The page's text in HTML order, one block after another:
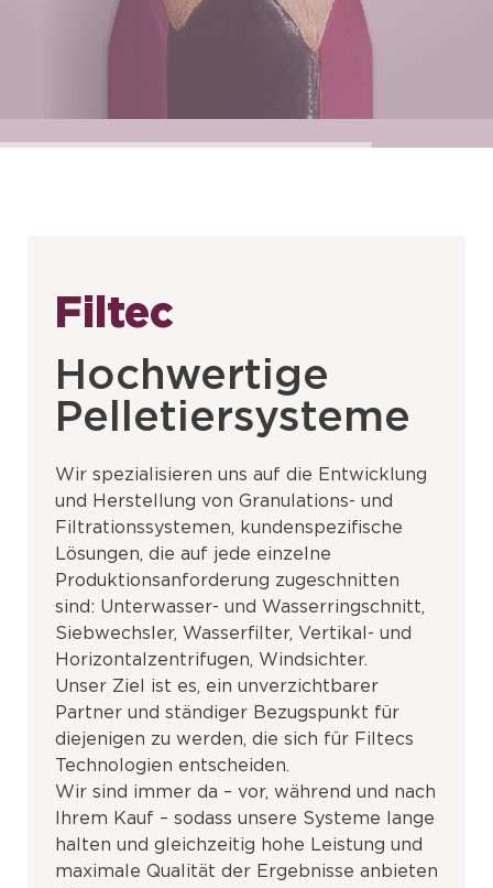
Filtec
Hochwertige
Pelletiersysteme
Wir spezialisieren uns auf die Entwicklung
und Herstellung von Granulations- und
Filtrationssystemen, kundenspezifische
Lösungen, die auf jede einzelne
Produktionsanforderung zugeschnitten
sind: Unterwasser- und Wasserringschnitt,
Siebwechsler, Wasserfilter, Vertikal- und
Horizontalzentrifugen, Windsichter.
Unser Ziel ist es, ein unverzichtbarer
Partner und ständiger Bezugspunkt für
diejenigen zu werden, die sich für Filtecs
Technologien entscheiden.
Wir sind immer da – vor, während und nach
Ihrem Kauf – sodass unsere Systeme lange
halten und gleichzeitig hohe Leistung und
maximale Qualität der Ergebnisse anbieten